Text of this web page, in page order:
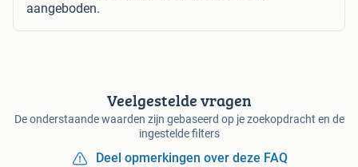
aangeboden.
Veelgestelde vragen
De onderstaande waarden zijn gebaseerd op je zoekopdracht en de
ingestelde filters
Deel opmerkingen over deze FAQ